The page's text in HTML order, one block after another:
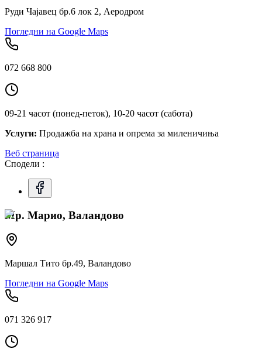
Руди Чајавец бр.6 лок 2, Аеродром
Погледни на Google Maps
072 668 800
09-21 часот (понед-петок), 10-20 часот (сабота)
Услуги: Продажба на храна и опрема за миленичиња
Веб страница
Сподели :
Мр. Марио, Валандово
Маршал Тито бр.49, Валандово
Погледни на Google Maps
071 326 917